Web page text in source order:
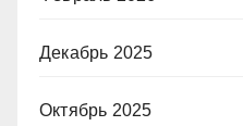
Декабрь 2025
Октябрь 2025